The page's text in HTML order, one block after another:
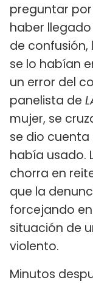
preguntar
haber
de
se lo habían
un error del
panelista de
mujer, se
se dio cuenta
había usado.
chorra en
que la
forcejando
situación de
violento.
Minutos